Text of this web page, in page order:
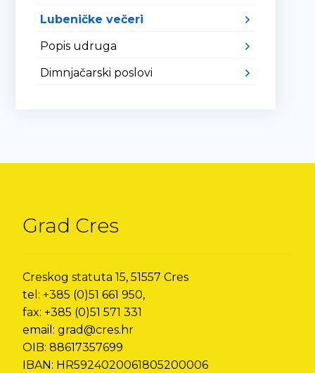
Lubeničke večeri
Popis udruga
Dimnjačarski poslovi
Grad Cres
Creskog statuta 15, 51557 Cres
tel: +385 (0)51 661 950,
fax: +385 (0)51 571 331
email: grad@cres.hr
OIB: 88617357699
IBAN: HR5924020061805200006